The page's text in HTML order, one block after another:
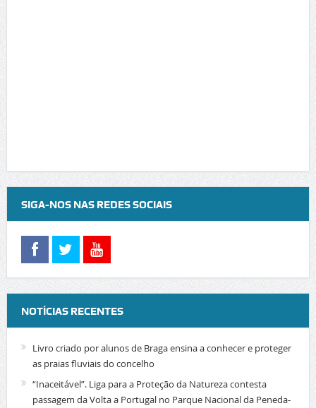
SIGA-NOS NAS REDES SOCIAIS
NOTÍCIAS RECENTES
Livro criado por alunos de Braga ensina a conhecer e proteger
as praias fluviais do concelho
“Inaceitável”. Liga para a Proteção da Natureza contesta
passagem da Volta a Portugal no Parque Nacional da Peneda-